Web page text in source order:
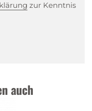
zur Kenntnis
auch